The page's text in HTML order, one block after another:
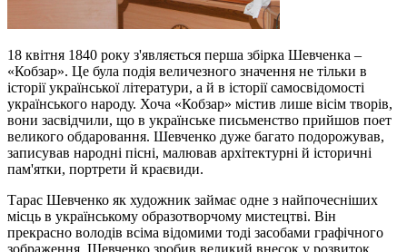
18 квітня 1840 року з'являється перша збірка Шевченка –
«Кобзар». Це була подія величезного значення не тільки в
історії української літератури, а й в історії самосвідомості
українського народу. Хоча «Кобзар» містив лише вісім творів,
вони засвідчили, що в українське письменство прийшов поет
великого обдаровання. Шевченко дуже багато подорожував,
записував народні пісні, малював архітектурні й історичні
пам'ятки, портрети й краєвиди.
Тарас Шевченко як художник займає одне з найпочесніших
місць в українському образотворчому мистецтві. Він
прекрасно володів всіма відомими тоді засобами графічного